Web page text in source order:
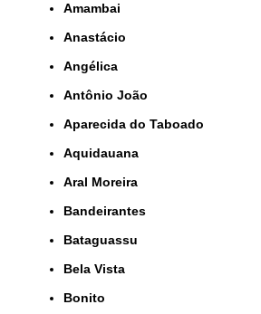
Amambai
Anastácio
Angélica
Antônio João
Aparecida do Taboado
Aquidauana
Aral Moreira
Bandeirantes
Bataguassu
Bela Vista
Bonito